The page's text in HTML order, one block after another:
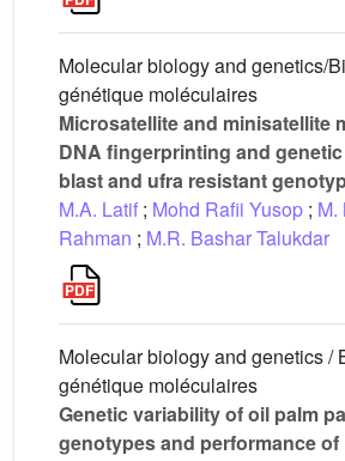
Molecular biology and genetics/
génétique moléculaires
Microsatellite and minisatellite
DNA fingerprinting and
blast and ufra resistant
M.A. Latif ; Mohd Rafii Yusop ; M.
Rahman ; M.R. Bashar Talukdar
Molecular biology and genetics /
génétique moléculaires
Genetic variability of oil palm
genotypes and performance of